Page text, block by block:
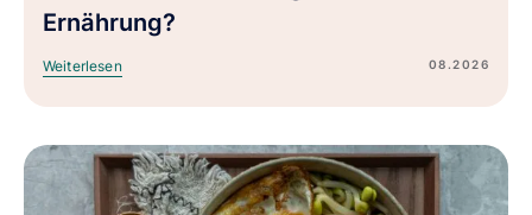
Ernährung?
Weiterlesen 08.2026